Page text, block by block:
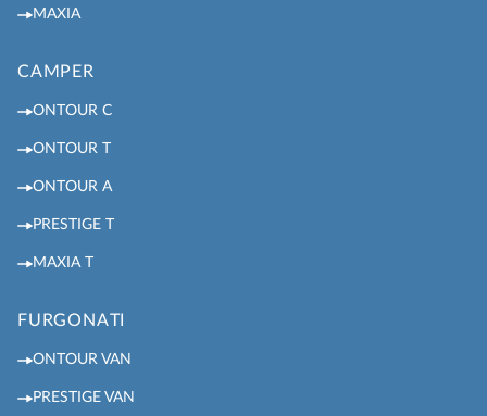
MAXIA
CAMPER
ONTOUR C
ONTOUR T
ONTOUR A
PRESTIGE T
MAXIA T
FURGONATI
ONTOUR VAN
PRESTIGE VAN